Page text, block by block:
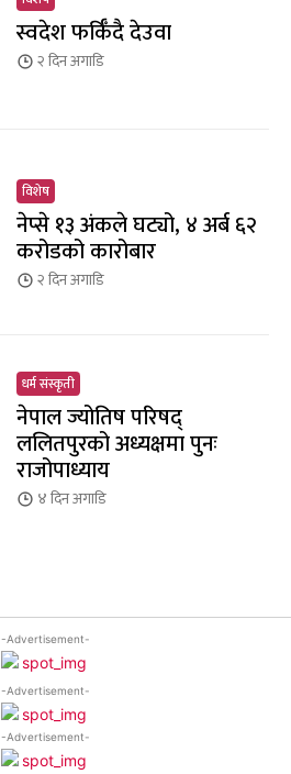
स्वदेश फर्किँदै देउवा
२ दिनअगाडि
विशेष
नेप्से १३ अंकले घट्यो, ४ अर्ब ६२
करोडको कारोबार
२ दिनअगाडि
धर्म संस्कृती
नेपाल ज्योतिष परिषद्
ललितपुरको अध्यक्षमा पुनः
राजोपाध्याय
४ दिनअगाडि
-Advertisement-
-Advertisement-
-Advertisement-